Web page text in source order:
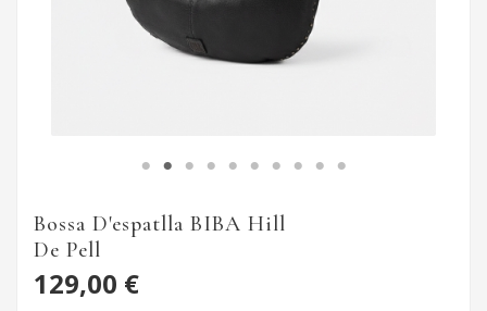
Bossa D'espatlla BIBA Hill
De Pell
129,00 €